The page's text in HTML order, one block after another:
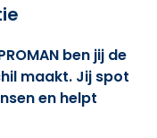
ben jij de
maakt. Jij spot
en helpt